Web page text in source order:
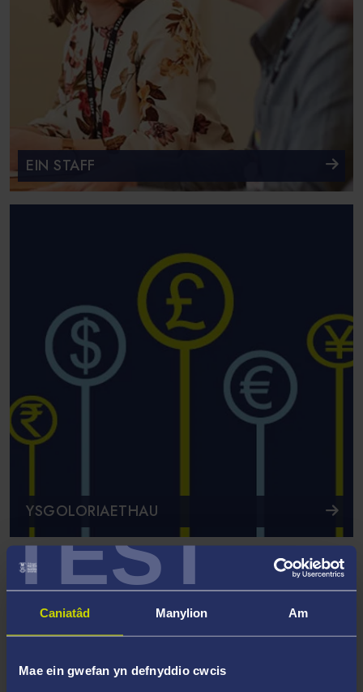
TEST
Caniatâd Manylion Am
Mae ein gwefan yn defnyddio cwcis
EIN STAFF
YSGOLORIAETHAU